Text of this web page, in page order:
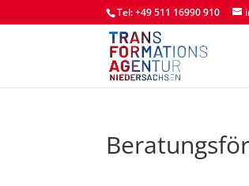
Tel: +49 511 16990 910